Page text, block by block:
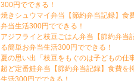
300円でできる！
焼きシュウマイ弁当【節約弁当記録】食
弁当生活300円でできる！
アジフライと枝豆ごはん弁当【節約弁当
る簡単お弁当生活300円でできる！
夏の思い出「枝豆をもぐのは子どもの仕
超ど定番鮭弁当【節約弁当記録】食費を
生活300円でできる！